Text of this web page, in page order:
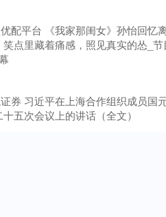
配平台 《我家那闺女》孙怡回忆
笑点里藏着痛感，照见真实的怂_节
券 习近平在上海合作组织成员国
五次会议上的讲话（全文）